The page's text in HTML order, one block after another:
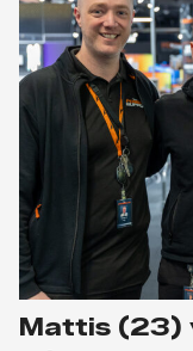
Mattis (23)